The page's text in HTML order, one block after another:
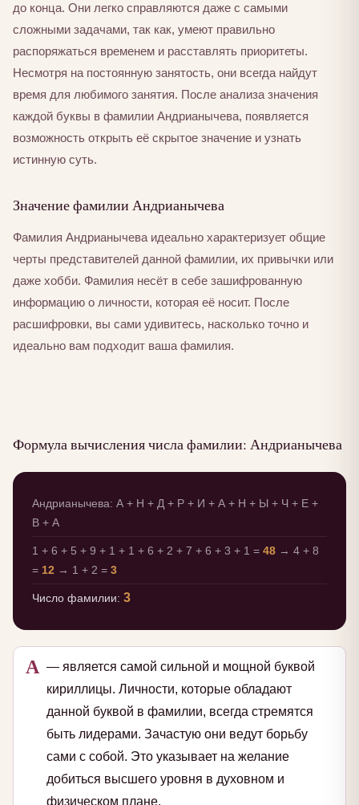
до конца. Они легко справляются даже с самыми
сложными задачами, так как, умеют правильно
распоряжаться временем и расставлять приоритеты.
Несмотря на постоянную занятость, они всегда найдут
время для любимого занятия. После анализа значения
каждой буквы в фамилии Андрианычева, появляется
возможность открыть её скрытое значение и узнать
истинную суть.
Значение фамилии Андрианычева
Фамилия Андрианычева идеально характеризует общие
черты представителей данной фамилии, их привычки или
даже хобби. Фамилия несёт в себе зашифрованную
информацию о личности, которая её носит. После
расшифровки, вы сами удивитесь, насколько точно и
идеально вам подходит ваша фамилия.
Формула вычисления числа фамилии: Андрианычева
Андрианычева: А + Н + Д + Р + И + А + Н + Ы + Ч + Е +
В + А
1 + 6 + 5 + 9 + 1 + 1 + 6 + 2 + 7 + 6 + 3 + 1 = 48 → 4 + 8
= 12 → 1 + 2 = 3
Число фамилии: 3
А — является самой сильной и мощной буквой
кириллицы. Личности, которые обладают
данной буквой в фамилии, всегда стремятся
быть лидерами. Зачастую они ведут борьбу
сами с собой. Это указывает на желание
добиться высшего уровня в духовном и
физическом плане.